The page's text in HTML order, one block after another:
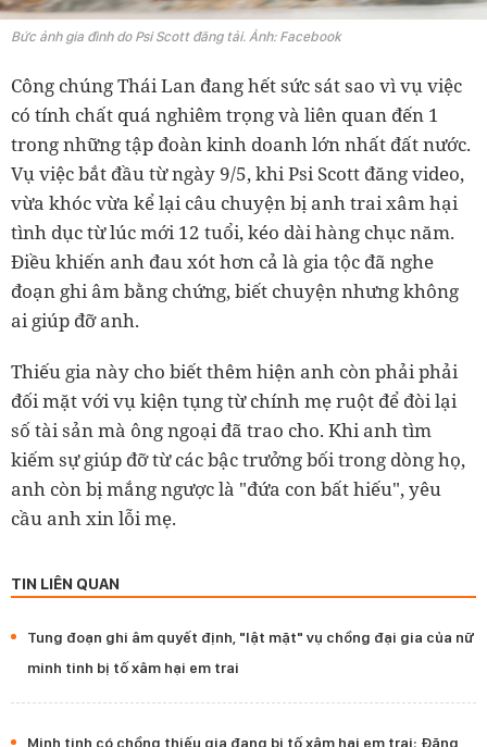
Bức ảnh gia đình do Psi Scott đăng tải. Ảnh: Facebook
Công chúng Thái Lan đang hết sức sát sao vì vụ việc
có tính chất quá nghiêm trọng và liên quan đến 1
trong những tập đoàn kinh doanh lớn nhất đất nước.
Vụ việc bắt đầu từ ngày 9/5, khi Psi Scott đăng video,
vừa khóc vừa kể lại câu chuyện bị anh trai xâm hại
tình dục từ lúc mới 12 tuổi, kéo dài hàng chục năm.
Điều khiến anh đau xót hơn cả là gia tộc đã nghe
đoạn ghi âm bằng chứng, biết chuyện nhưng không
ai giúp đỡ anh.
Thiếu gia này cho biết thêm hiện anh còn phải phải
đối mặt với vụ kiện tụng từ chính mẹ ruột để đòi lại
số tài sản mà ông ngoại đã trao cho. Khi anh tìm
kiếm sự giúp đỡ từ các bậc trưởng bối trong dòng họ,
anh còn bị mắng ngược là "đứa con bất hiếu", yêu
cầu anh xin lỗi mẹ.
TIN LIÊN QUAN
Tung đoạn ghi âm quyết định, "lật mặt" vụ chồng đại gia của nữ
minh tinh bị tố xâm hại em trai
Minh tinh có chồng thiếu gia đang bị tố xâm hại em trai: Đăng